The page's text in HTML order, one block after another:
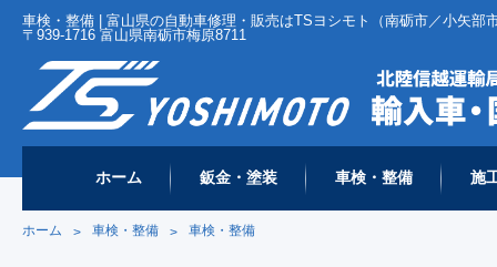
車検・整備 | 富山県の自動車修理・販売はTSヨシモト（南砺市／小矢
〒939-1716 富山県南砺市梅原8711
ホーム 鈑金・塗装 車検・整備 施
ホーム > 車検・整備 > 車検・整備